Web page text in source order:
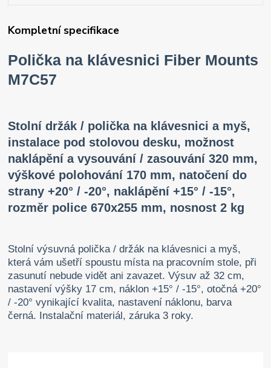
Kompletní specifikace
Polička na klávesnici Fiber Mounts
M7C57
Stolní držák / polička na klávesnici a myš,
instalace pod stolovou desku, možnost
naklápění a vysouvání / zasouvání 320 mm,
výškové polohování 170 mm, natočení do
strany +20° / -20°, naklápění +15° / -15°,
rozměr police 670x255 mm, nosnost 2 kg
Stolní výsuvná polička / držák na klávesnici a myš,
která vám ušetří spoustu místa na pracovním stole, při
zasunutí nebude vidět ani zavazet. Výsuv až 32 cm,
nastavení výšky 17 cm, náklon +15° / -15°, otočná +20°
/ -20° vynikající kvalita, nastavení náklonu, barva
černá. Instalační materiál, záruka 3 roky.